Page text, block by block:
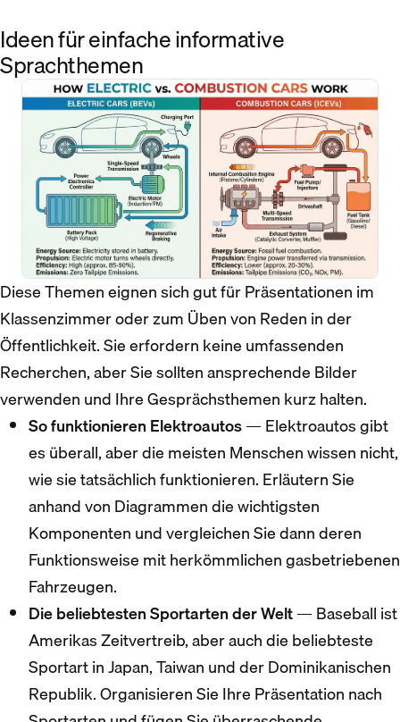
Ideen für einfache informative
Sprachthemen
Diese Themen eignen sich gut für Präsentationen im
Klassenzimmer oder zum Üben von Reden in der
Öffentlichkeit. Sie erfordern keine umfassenden
Recherchen, aber Sie sollten ansprechende Bilder
verwenden und Ihre Gesprächsthemen kurz halten.
So funktionieren Elektroautos— Elektroautos gibt
es überall, aber die meisten Menschen wissen nicht,
wie sie tatsächlich funktionieren. Erläutern Sie
anhand von Diagrammen die wichtigsten
Komponenten und vergleichen Sie dann deren
Funktionsweise mit herkömmlichen gasbetriebenen
Fahrzeugen.
Die beliebtesten Sportarten der Welt— Baseball ist
Amerikas Zeitvertreib, aber auch die beliebteste
Sportart in Japan, Taiwan und der Dominikanischen
Republik. Organisieren Sie Ihre Präsentation nach